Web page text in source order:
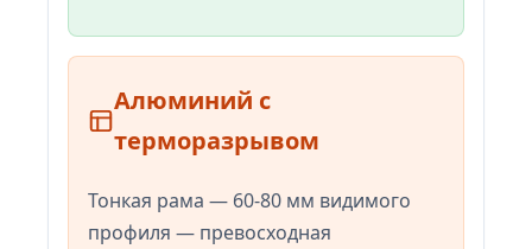
Алюминий с
терморазрывом
Тонкая рама — 60-80 мм видимого
профиля — превосходная